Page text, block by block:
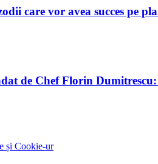
care vor avea succes pe
de Chef Florin
și Cookie-ur